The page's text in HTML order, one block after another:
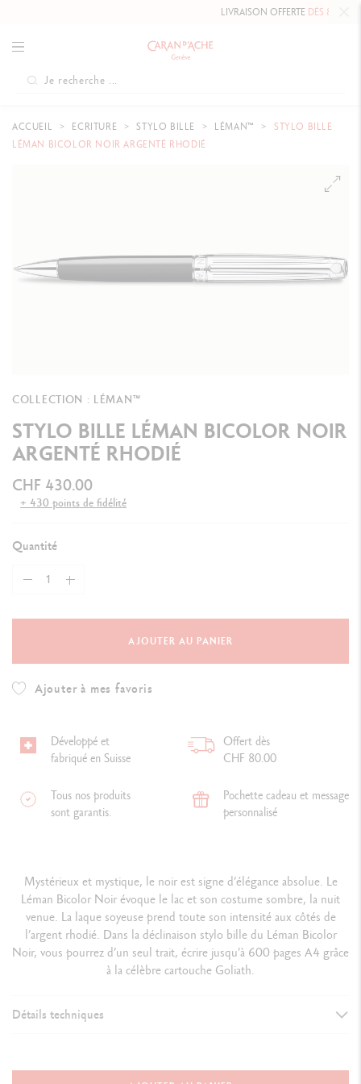
LIVRAISON OFFERTEDÈS 80 CHF.
ACCUEIL ECRITURE STYLO BILLE LÉMAN™
STYLO BILLE
LÉMAN BICOLOR NOIR ARGENTÉ RHODIÉ
COLLECTION : LÉMAN™
STYLO BILLE LÉMAN BICOLOR NOIR
ARGENTÉ RHODIÉ
CHF 430.00
+ 430 points de fidélité
Quantité
AJOUTER AU PANIER
Ajouter à mes favoris
Développé et
fabriqué en Suisse
Offert dès
CHF 80.00
Tous nos produits
sont garantis.
Pochette cadeau et message
personnalisé
Mystérieux et mystique, le noir est signe d’élégance absolue. Le
Léman Bicolor Noir évoque le lac et son costume sombre, la nuit
venue. La laque soyeuse prend toute son intensité aux côtés de
l’argent rhodié. Dans la déclinaison stylo bille du Léman Bicolor
Noir, vous pourrez d’un seul trait, écrire jusqu'à 600 pages A4 grâce
à la célèbre cartouche Goliath.
Détails techniques